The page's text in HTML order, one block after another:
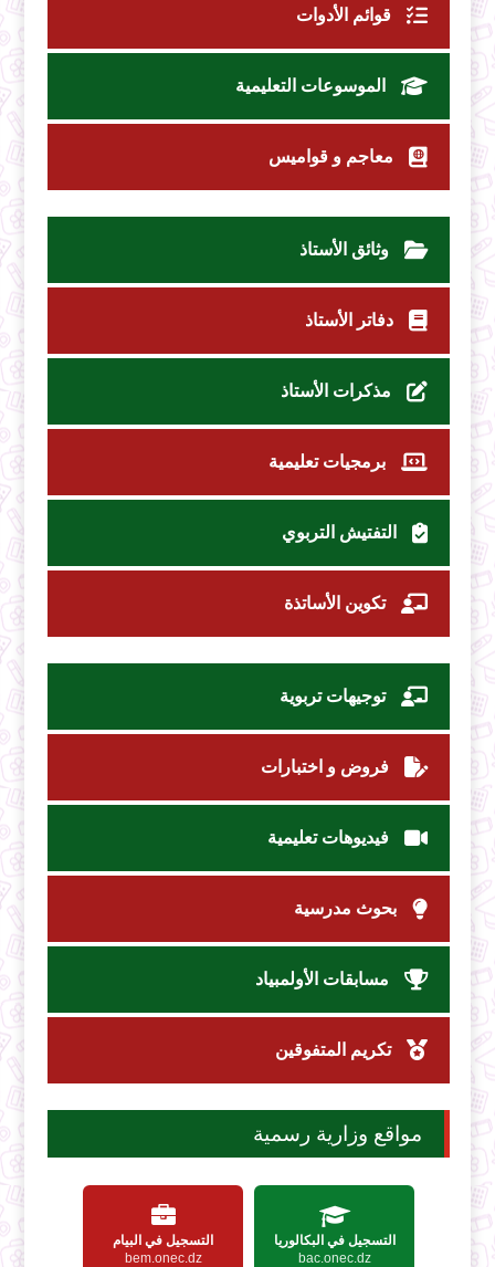
قوائم الأدوات
الموسوعات التعليمية
معاجم و قواميس
وثائق الأستاذ
دفاتر الأستاذ
مذكرات الأستاذ
برمجيات تعليمية
التفتيش التربوي
تكوين الأساتذة
توجيهات تربوية
فروض و اختبارات
فيديوهات تعليمية
بحوث مدرسية
مسابقات الأولمبياد
تكريم المتفوقين
مواقع وزارية رسمية
التسجيل في البكالوريا
bac.onec.dz
التسجيل في البيام
bem.onec.dz